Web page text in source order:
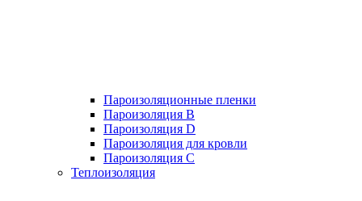
Пароизоляционные пленки
Пароизоляция B
Пароизоляция D
Пароизоляция для кровли
Пароизоляция С
Теплоизоляция